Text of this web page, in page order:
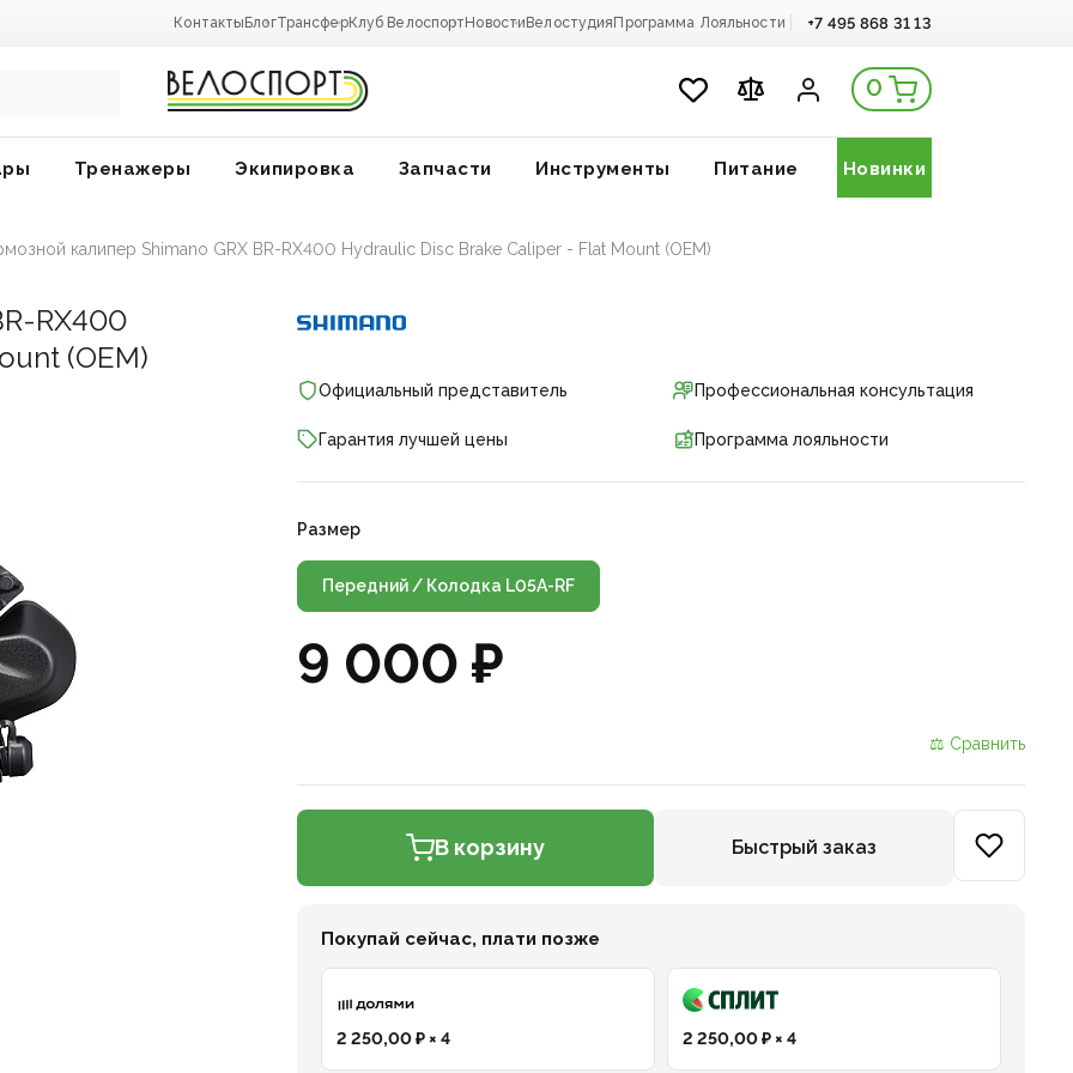
Контакты БлогТрансферКлуб Велоспорт Новости Велостудия Программа Лояльности +7 495 868 31 13
0
Тренажеры Экипировка Запчасти Инструменты Питание Новинки
калипер Shimano GRX BR-RX400 Hydraulic Disc Brake Caliper - Flat Mount (OEM)
RX400
(OEM)
Официальный представитель Профессиональная консультация
Гарантия лучшей цены Программа лояльности
Размер
Передний / Колодка L05A-RF
9 000 ₽
⚖ Сравнить
В корзину Быстрый заказ
Покупай сейчас, плати позже
2 250,00 ₽ × 4 2 250,00 ₽ × 4